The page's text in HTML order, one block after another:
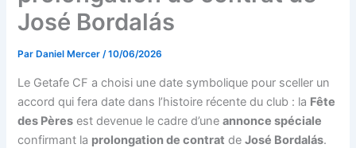
José Bordalás
Par Daniel Mercer/10/06/2026
Le Getafe CF a choisi une date symbolique pour sceller un
accord qui fera date dans l’histoire récente du club : la Fête
des Pères est devenue le cadre d’uneannonce spéciale
confirmant la prolongation de contrat deJosé Bordalás.